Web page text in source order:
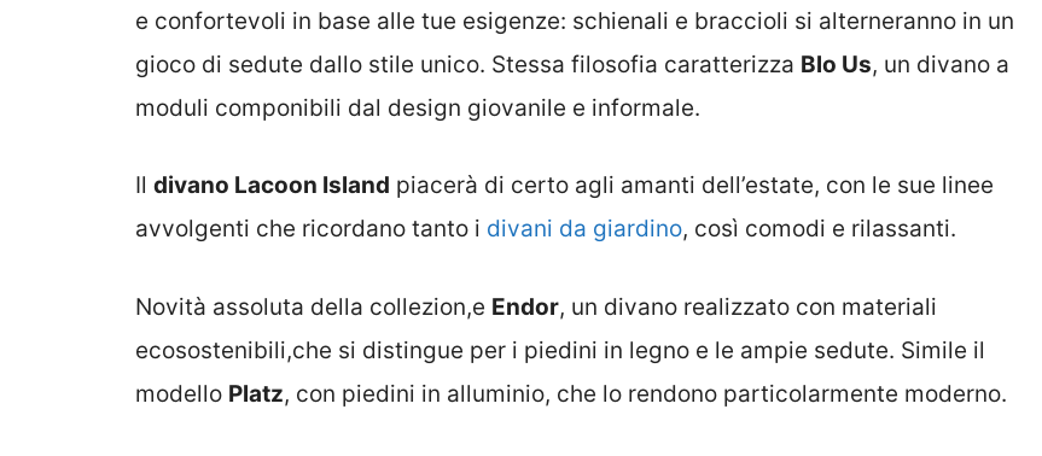
e confortevoli in base alle tue esigenze: schienali e braccioli si alterneranno in un
gioco di sedute dallo stile unico. Stessa filosofia caratterizza Blo Us, un divano a
moduli componibili dal design giovanile e informale.
Il divano Lacoon Island piacerà di certo agli amanti dell’estate, con le sue linee
avvolgenti che ricordano tanto i divani da giardino, così comodi e rilassanti.
Novità assoluta della collezion,e Endor, un divano realizzato con materiali
ecosostenibili,che si distingue per i piedini in legno e le ampie sedute. Simile il
modello Platz, con piedini in alluminio, che lo rendono particolarmente moderno.